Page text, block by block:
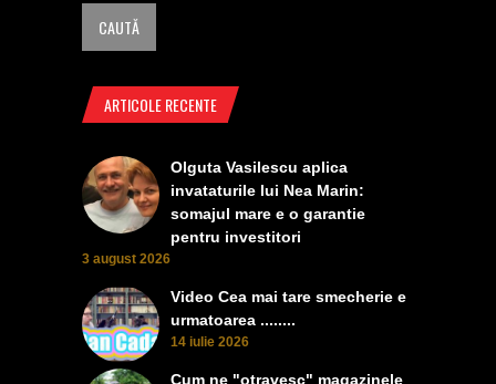
ARTICOLE RECENTE
Olguta Vasilescu aplica
invataturile lui Nea Marin:
somajul mare e o garantie
pentru investitori
3 august 2026
Video Cea mai tare smecherie e
urmatoarea ........
14 iulie 2026
Cum ne "otravesc" magazinele